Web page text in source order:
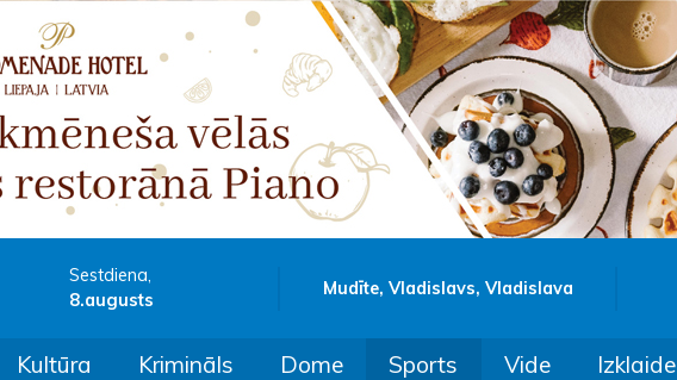
Sestdiena,
8.augusts
Mudīte, Vladislavs, Vladislava
Kultūra Krimināls Dome Sports Vide Izklaide